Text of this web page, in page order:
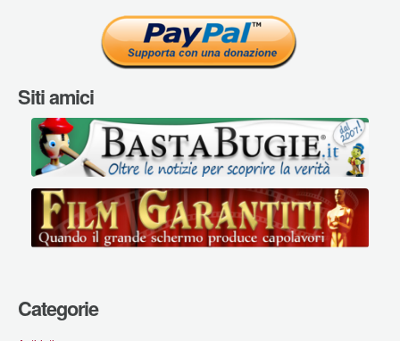
Siti amici
Categorie